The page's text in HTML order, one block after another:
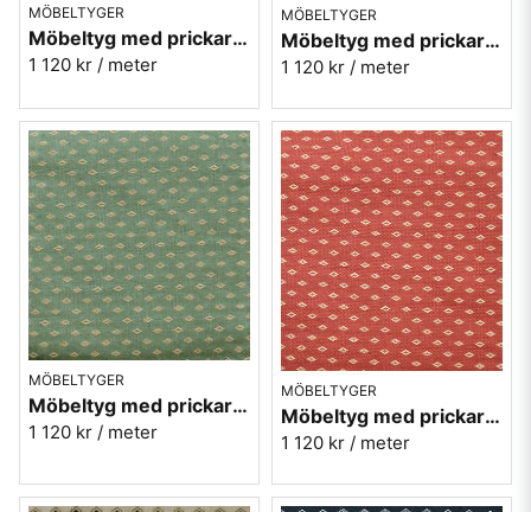
MÖBELTYGER
Möbeltyg med prickar - Orion nr.10 gul
1 120 kr / meter
MÖBELTYGER
Möbeltyg med prickar - Orion nr.50 blå
1 120 kr / meter
MÖBELTYGER
Möbeltyg med prickar - Orion nr.71 grön
1 120 kr / meter
MÖBELTYGER
Möbeltyg med prickar - Orion nr.30 ljusröd
1 120 kr / meter